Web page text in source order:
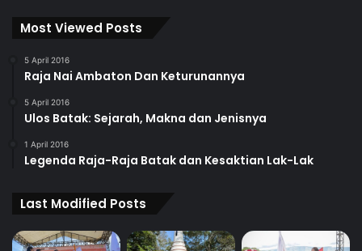
Most Viewed Posts
5 April 2016
Raja Nai Ambaton Dan Keturunannya
5 April 2016
Ulos Batak: Sejarah, Makna dan Jenisnya
1 April 2016
Legenda Raja-Raja Batak dan Kesaktian Lak-Lak
Last Modified Posts